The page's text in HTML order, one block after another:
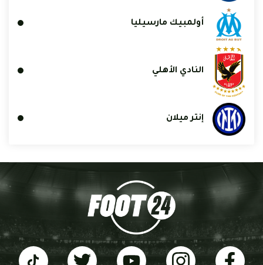
أولمبيك مارسيليا
النادي الأهلي
إنتر ميلان